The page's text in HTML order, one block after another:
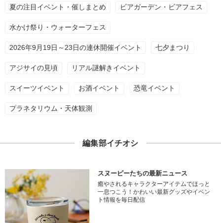
夏の注目イベント・催しまとめ ビアガーデン・ビアフェス
水かけ祭り・ウォーターフェス
2026年9月19日～23日の連休開催イベント 七夕まつり
アジサイの見頃 リアル謎解きイベント
スイーツイベント お酒イベント 恐竜イベント
プラネタリウム・天体観測
編集部イチオシ
スヌーピーたちの最新ニュース
癒やされるキャラクターアイテムでほっと
一息つこう！かわいい最新グッズやイベン
ト情報を毎日配信